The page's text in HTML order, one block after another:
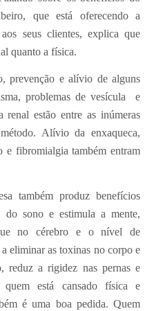
que está oferecendo a
seus clientes, explica que
quanto a física.
prevenção e alívio de alguns
problemas de vesícula e
estão entre as inúmeras
Alívio da enxaqueca,
e fibromialgia também entram
também produz benefícios
sono e estimula a mente,
no cérebro e o nível de
eliminar as toxinas no corpo e
reduz a rigidez nas pernas e
está cansado física e
é uma boa pedida. Quem